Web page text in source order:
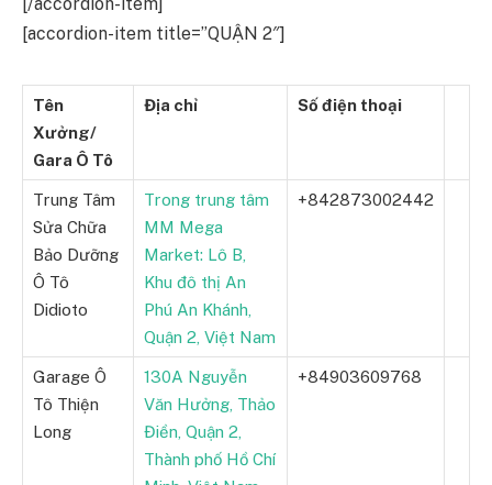
[/accordion-item]
[accordion-item title=”QUẬN 2″]
Tên
Xưởng/
Gara Ô Tô
Địa chỉ Số điện thoại
Trung Tâm
Sửa Chữa
Bảo Dưỡng
Ô Tô
Didioto
Trong trung tâm
MM Mega
Market: Lô B,
Khu đô thị An
Phú An Khánh,
Quận 2, Việt Nam
+842873002442
Garage Ô
Tô Thiện
Long
130A Nguyễn
Văn Hưởng, Thảo
Điền, Quận 2,
Thành phố Hồ Chí
+84903609768